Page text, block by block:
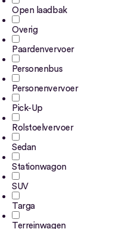
Open laadbak
Overig
Paardenvervoer
Personenbus
Personenvervoer
Pick-Up
Rolstoelvervoer
Sedan
Stationwagon
SUV
Targa
Terreinwagen